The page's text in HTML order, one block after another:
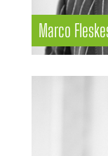
Marco